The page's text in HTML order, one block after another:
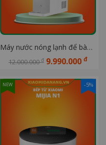
Máy nước nóng lạnh để bàn Xiaomi Mijia Kiêm lọc nước MRCH122
12.000.000đ 9.990.000 đ
-5%
NEW